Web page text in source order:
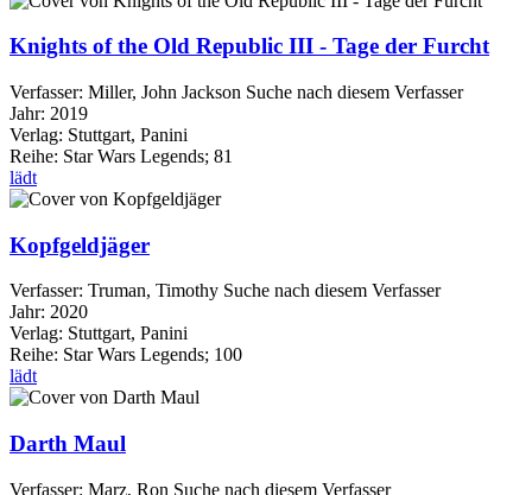
Knights of the Old Republic III - Tage der Furcht
Verfasser: Miller, John Jackson Suche nach diesem Verfasser
Jahr: 2019
Verlag: Stuttgart, Panini
Reihe: Star Wars Legends; 81
lädt
Kopfgeldjäger
Verfasser: Truman, Timothy Suche nach diesem Verfasser
Jahr: 2020
Verlag: Stuttgart, Panini
Reihe: Star Wars Legends; 100
lädt
Darth Maul
Verfasser: Marz, Ron Suche nach diesem Verfasser